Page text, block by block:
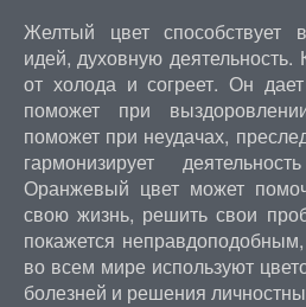
Желтый цвет способствует
идей, духовную
от холода и согреет. Он
поможет при
поможет при неудачах,
гармонизирует
Оранжевый цвет может
свою жизнь, решить свои
покажется
во всем мире используют
болезней и решения